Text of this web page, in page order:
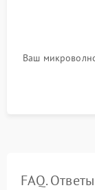
Ваш
FAQ.